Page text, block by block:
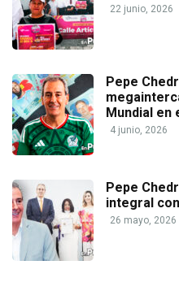
22 junio, 2026
Pepe
Mundial en
4 junio, 2026
Pepe
integral
26 mayo, 2026